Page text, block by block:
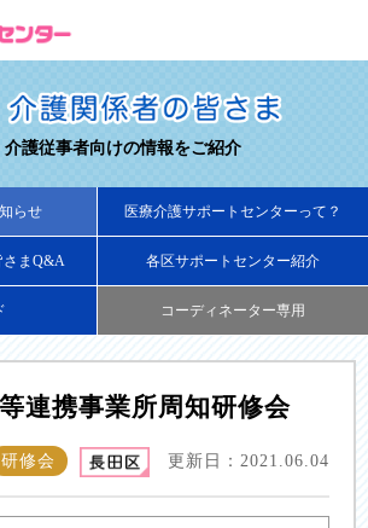
介護従事者向けの情報をご紹介
らせ 医療介護サポートセンターって？
さまQ&A 各区サポートセンター紹介
コーディネーター専用
連携事業所周知研修会
研修会 更新日：2021.06.04